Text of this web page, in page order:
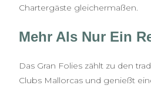
Chartergäste gleichermaßen.
Mehr Als Nur Ein
Das Gran Folies zählt zu den
Clubs Mallorcas und genießt